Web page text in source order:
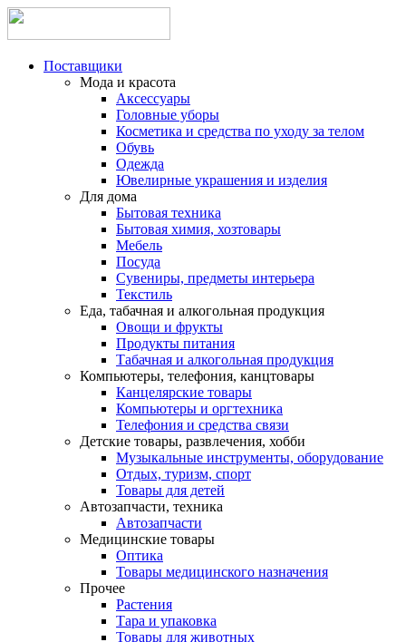
Поставщики
Мода и красота
Аксессуары
Головные уборы
Косметика и средства по уходу за телом
Обувь
Одежда
Ювелирные украшения и изделия
Для дома
Бытовая техника
Бытовая химия, хозтовары
Мебель
Посуда
Сувениры, предметы интерьера
Текстиль
Еда, табачная и алкогольная продукция
Овощи и фрукты
Продукты питания
Табачная и алкогольная продукция
Компьютеры, телефония, канцтовары
Канцелярские товары
Компьютеры и оргтехника
Телефония и средства связи
Детские товары, развлечения, хобби
Музыкальные инструменты, оборудование
Отдых, туризм, спорт
Товары для детей
Автозапчасти, техника
Автозапчасти
Медицинские товары
Оптика
Товары медицинского назначения
Прочее
Растения
Тара и упаковка
Товары для животных